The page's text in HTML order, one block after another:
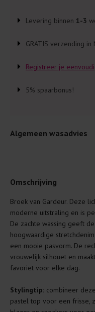
Levering binnen 1-3
GRATIS verzending in
Registreer je
5% spaarbonus!
Algemeen wasadvies
Je wilt natuurlijk lang
Daarom geven wij een
Lees altijd eerst
Was kleding
buitenkant.
genoeg.
Was zo koud
Omschrijving
Broek van Gardeur. Deze
moderne uitstraling en is
De zachte wassing geeft
hoogwaardige
een mooie pasvorm. De
vrouwelijk silhouet en
favoriet voor elke dag.
Stylingtip: combineer
pastel top voor een frisse,